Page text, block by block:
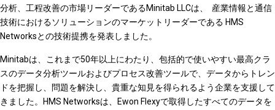
分析、工程改善の市場リーダーであるMinitab LLCは、 産業情報と通信
技術におけるソリューションのマーケットリーダーである HMS
Networksとの技術提携を発表しました。
Minitabは、これまで50年以上にわたり、包括的で使いやすい最高クラ
スのデータ分析ツールおよびプロセス改善ツールで、データからトレン
ドを把握し、問題を解決し、貴重な知見を得られるよう企業を支援して
きました。HMS Networksは、Ewon Flexyで取得したすべてのデータを